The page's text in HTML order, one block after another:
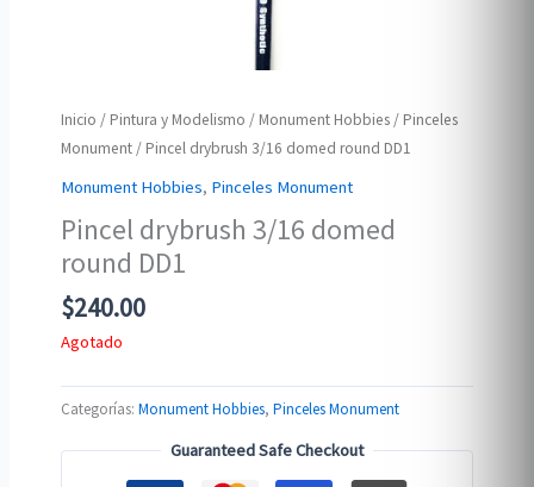
Inicio / Pintura y Modelismo / Monument Hobbies / Pinceles
Monument / Pincel drybrush 3/16 domed round DD1
Monument Hobbies, Pinceles Monument
Pincel drybrush 3/16 domed
round DD1
$240.00
Agotado
Categorías:Monument Hobbies,Pinceles Monument
Guaranteed Safe Checkout